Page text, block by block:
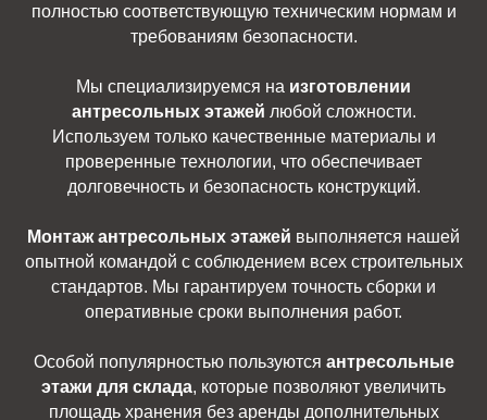
полностью соответствующую техническим нормам и
требованиям безопасности.
Мы специализируемся на изготовлении
антресольных этажей любой сложности.
Используем только качественные материалы и
проверенные технологии, что обеспечивает
долговечность и безопасность конструкций.
Монтаж антресольных этажей выполняется нашей
опытной командой с соблюдением всех строительных
стандартов. Мы гарантируем точность сборки и
оперативные сроки выполнения работ.
Особой популярностью пользуются антресольные
этажи для склада, которые позволяют увеличить
площадь хранения без аренды дополнительных